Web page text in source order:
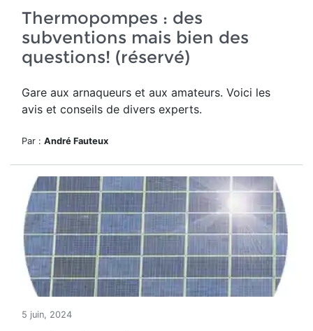
Thermopompes : des
subventions mais bien des
questions! (réservé)
Gare aux arnaqueurs et aux amateurs. Voici les
avis et conseils de divers experts.
Par : André Fauteux
5 juin, 2024